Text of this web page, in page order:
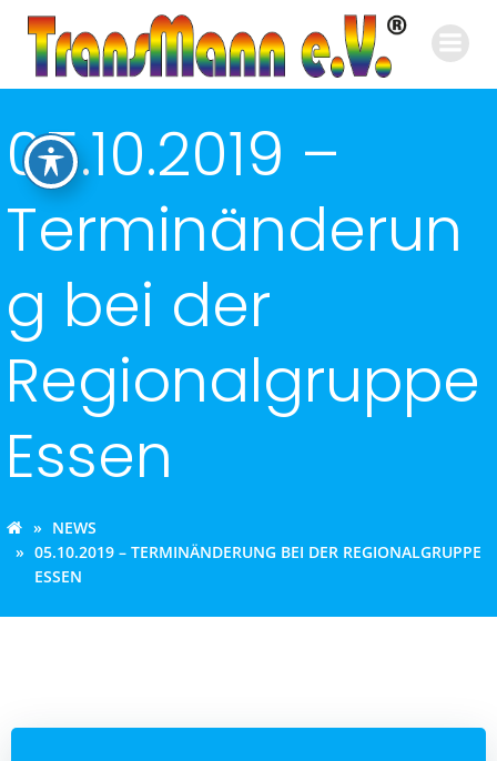
Inhalt
springen
05.10.2019 –
Terminänderun
g bei der
Regionalgruppe
Essen
NEWS
05.10.2019 – TERMINÄNDERUNG BEI DER REGIONALGRUPPE
ESSEN